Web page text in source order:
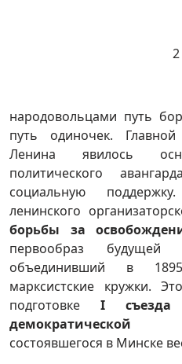
2
народовольцами путь
путь одиночек. Главной
Ленина явилось
политического
социальную
ленинского
борьбы за
первообраз будущей
объединивший в
марксистские кружки.
подготовке I съезда
состоявшегося в Минске